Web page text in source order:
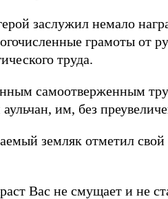
заслужил немало
грамоты от
труда.
самоотверженным
им, без
земляк отметил
Вас не смущает и не